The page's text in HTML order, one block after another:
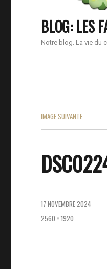
BLOG: LES
Notre blog. La vie du
IMAGE SUIVANTE
PUBLIÉ
LE
17 NOVEMBRE 2024
TAILLE
2560 × 1920